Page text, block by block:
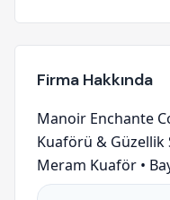
Firma Hakkında
Manoir Enchante
Kuaförü & Güzellik
Meram Kuaför •